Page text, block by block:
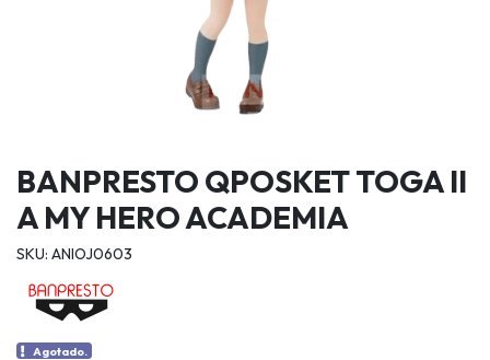
BANPRESTO QPOSKET TOGA II
A MY HERO ACADEMIA
SKU: ANIOJ0603
Agotado.